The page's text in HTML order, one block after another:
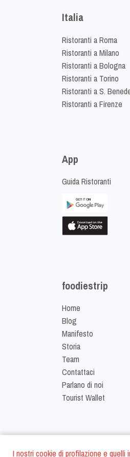
I nostri cookie di profilazione e quelli
Italia
Ristoranti a Roma
Ristoranti a Milano
Ristoranti a Bologna
Ristoranti a Torino
Ristoranti a S.
Ristoranti a Firenze
App
Guida Ristoranti
foodiestrip
Home
Blog
Manifesto
Storia
Team
Contattaci
Parlano di noi
Tourist Wallet